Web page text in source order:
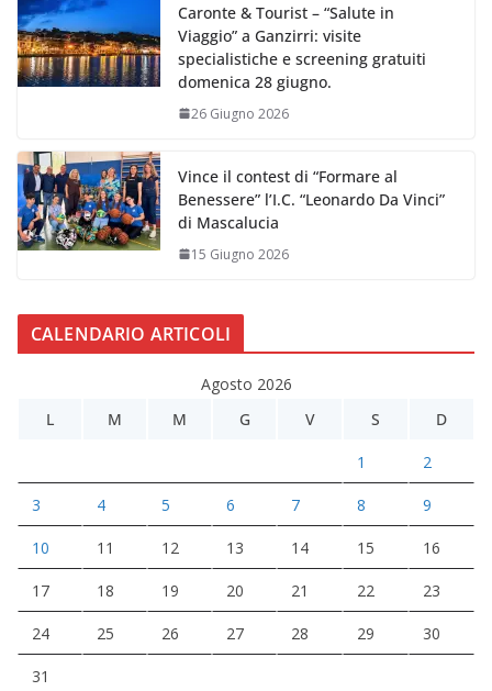
Caronte & Tourist – “Salute in
Viaggio” a Ganzirri: visite
specialistiche e screening gratuiti
domenica 28 giugno.
26 Giugno 2026
Vince il contest di “Formare al
Benessere” l’I.C. “Leonardo Da Vinci”
di Mascalucia
15 Giugno 2026
CALENDARIO ARTICOLI
Agosto 2026
L
M M G V S D
1 2
3 4 5 6 7 8 9
10 11 12 13 14 15 16
17 18 19 20 21 22 23
24 25 26 27 28 29 30
31